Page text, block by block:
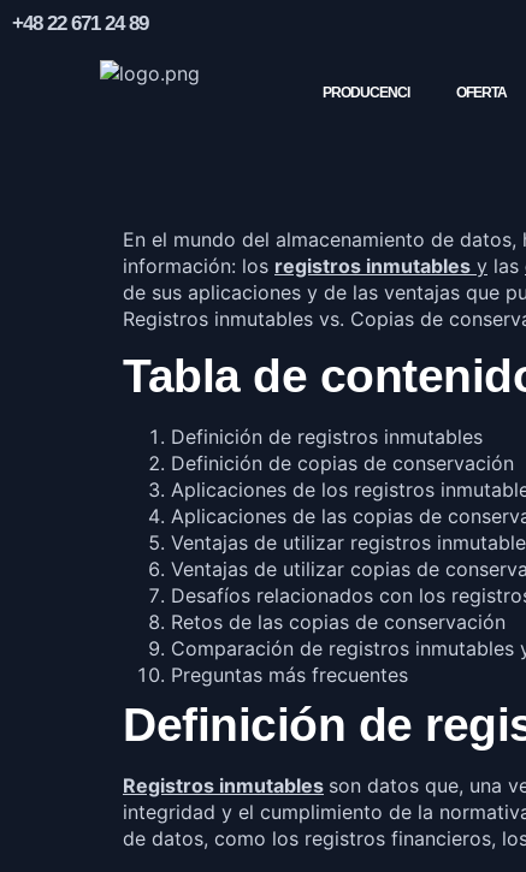
+48 22 671 24 89
PRODUCENCI OFERTA
En el mundo del almacenamiento de
información: los registros inmutables y las
de sus aplicaciones y de las ventajas que
Registros inmutables vs. Copias de
Tabla de
Definición de registros inmutables
Definición de copias de conservación
Aplicaciones de los registros
Aplicaciones de las copias de
Ventajas de utilizar registros
Ventajas de utilizar copias de
Desafíos relacionados con los
Retos de las copias de conservación
Comparación de registros inmutables
Preguntas más frecuentes
Definición de
Registros inmutables son datos que, una
integridad y el cumplimiento de la
de datos, como los registros financieros,